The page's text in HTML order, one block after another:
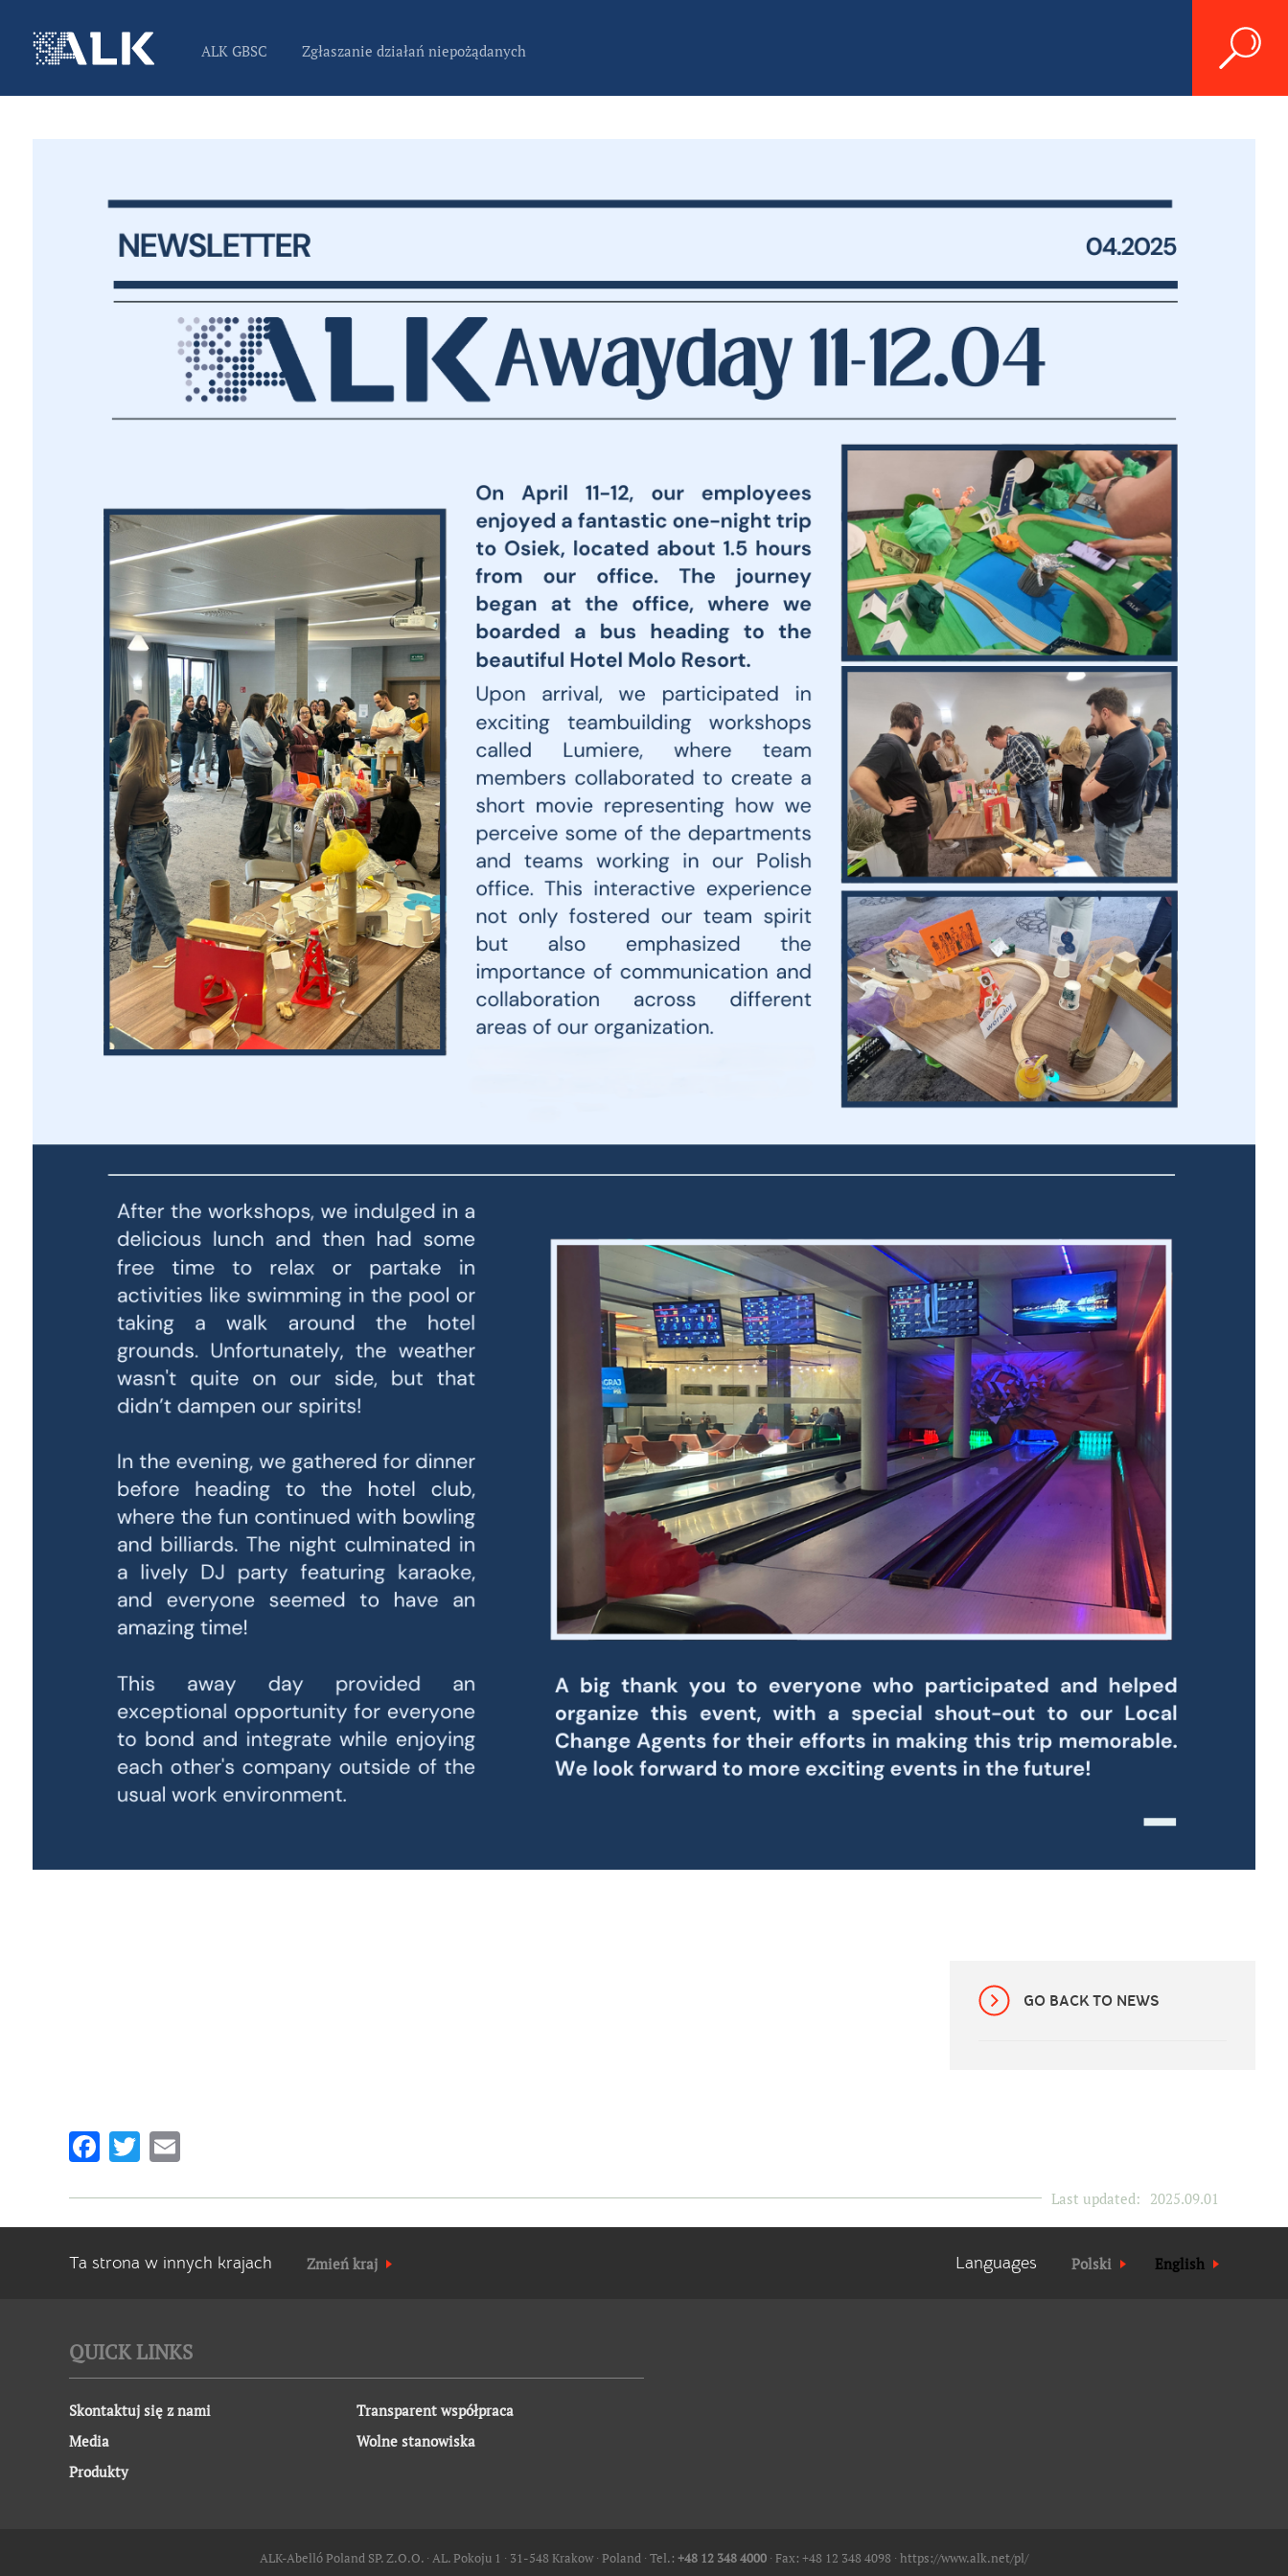
ALK GBSC Zgłaszanie działań niepożądanych
GO BACK TO NEWS
Facebook
Twitter
Last updated: 2025.09.01
Languages Polski English
Ta strona w innych krajach Zmień kraj
QUICK LINKS
Skontaktuj się z nami
Transparent współpraca
Media
Wolne stanowiska
Produkty
ALK-Abelló Poland SP. Z.O.O. ∙ AL. Pokoju 1 ∙ 31-548 Krakow ∙ Poland ∙ Tel.: +48 12 348 4000 ∙ Fax: +48 12 348 4098 ∙ https://www.alk.net/pl/